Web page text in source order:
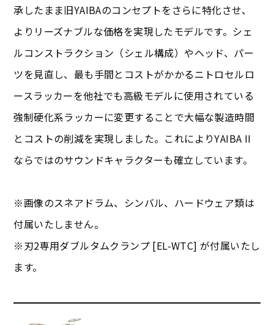
承したまま旧YAIBAのコンセプトをさらに特化させ、
よりリーズナブルな価格を実現したモデルです。シェ
ルコンストラクション（シェル構成）やヘッド、パー
ツを見直し、最も手間とコストがかかるニトロセルロ
ースラッカーを他社でも高級モデルに使用されている
強制硬化系ラッカーに変更することで大幅な製造時間
とコストの削減を実現しました。これによりYAIBA II
ならではのサウンドキャラクターも確立しています。
※画像のスネアドラム、シンバル、ハードウェア類は
付属いたしません。
※刃2専用ダブルタムクランプ [EL-WTC] が付属いたし
ます。